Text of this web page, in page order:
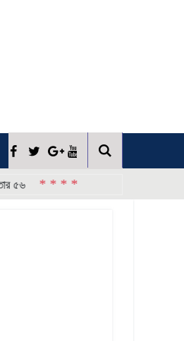
* * * *